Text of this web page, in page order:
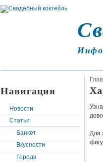
Навигация
Новости
Статьи
Банкет
Вкусности
Города
Для